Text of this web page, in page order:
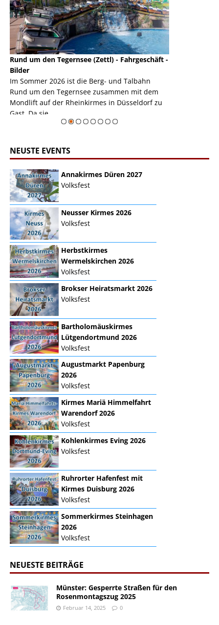
Rund um den Tegernsee (Zettl) - Fahrgeschäft -
Bilder
Im Sommer 2026 ist die Berg- und Talbahn
Rund um den Tegernsee zusammen mit dem
Mondlift auf der Rheinkirmes in Düsseldorf zu
Gast. Da sie ...
NEUSTE EVENTS
Annakirmes Düren 2027
Volksfest
Neusser Kirmes 2026
Volksfest
Herbstkirmes
Wermelskirchen 2026
Volksfest
Brokser Heiratsmarkt 2026
Volksfest
Bartholomäuskirmes
Lütgendortmund 2026
Volksfest
Augustmarkt Papenburg
2026
Volksfest
Kirmes Mariä Himmelfahrt
Warendorf 2026
Volksfest
Kohlenkirmes Eving 2026
Volksfest
Ruhrorter Hafenfest mit
Kirmes Duisburg 2026
Volksfest
Sommerkirmes Steinhagen
2026
Volksfest
NEUESTE BEITRÄGE
Münster: Gesperrte Straßen für den
Rosenmontagszug 2025
Februar 14, 2025 0